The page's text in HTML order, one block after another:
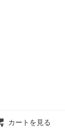
カートを見る